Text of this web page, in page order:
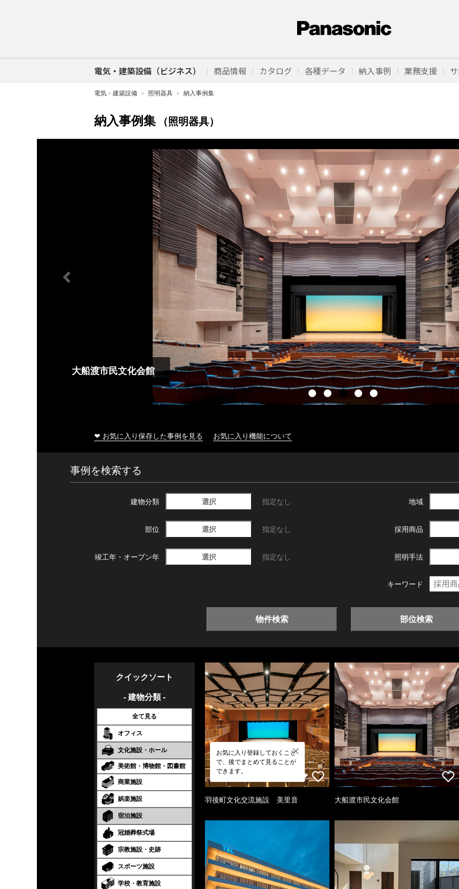
電気・建築設備（ビジネス） 商品情報 カタログ 各種データ 納入事例 業務支援
電気・建築設備 照明器具 納入事例集
納入事例集 （照明器具）
大船渡市民文化会館
❤ お気に入り保存した事例を見る お気に入り機能について
事例を検索する
建物分類 選択 指定なし 地域
部位 選択 指定なし 採用商品
竣工年・ オープン年 選択 指定なし 照明手法
キーワード
物件検索 部位検索
クイックソート
- 建物分類 -
全て見る
オフィス
文化施設・ホール
美術館・博物館・図書館
商業施設
娯楽施設
宿泊施設
冠婚葬祭式場
宗教施設・史跡
スポーツ施設
学校・教育施設
お気に入り登録しておくこと
で、後でまとめて見ることが
できます。
羽後町文化交流施設 美里音 大船渡市民文化会館